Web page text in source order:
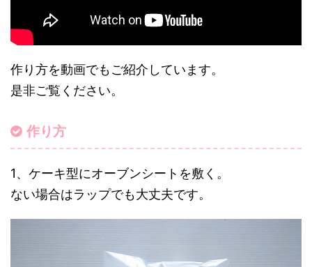
作り方を動画でもご紹介しています。
是非ご覧ください。
作り方
1、ケーキ型にオーブンシートを敷く。
ない場合はラップでも大丈夫です。